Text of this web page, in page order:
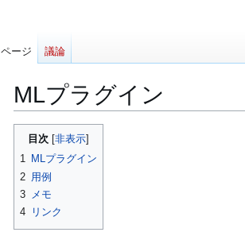
MLプラグイン
ー
シ
ョ
移
動
目次
1 MLプラグイン
2 用例
3 メモ
4
リンク
ページ 議論